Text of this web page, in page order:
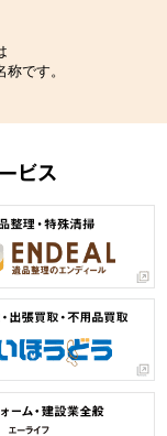
です。
ビス